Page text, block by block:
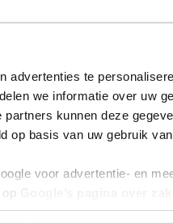
advertenties te
we informatie over uw
kunnen deze
op basis van uw gebruik
voor advertentie- en
plateforme - blanc